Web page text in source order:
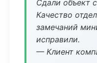
Сдали объект
Качество
замечаний
исправили.
— Клиент